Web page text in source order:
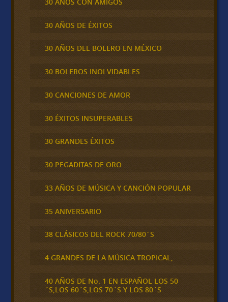
30 AÑOS DE ÉXITOS
30 AÑOS DEL BOLERO EN MÉXICO
30 BOLEROS INOLVIDABLES
30 CANCIONES DE AMOR
30 ÉXITOS INSUPERABLES
30 GRANDES ÉXITOS
30 PEGADITAS DE ORO
33 AÑOS DE MÚSICA Y CANCIÓN POPULAR
35 ANIVERSARIO
38 CLÁSICOS DEL ROCK 70/80´S
4 GRANDES DE LA MÚSICA TROPICAL,
40 AÑOS DE No. 1 EN ESPAÑOL LOS 50
´S,LOS 60´S,LOS 70´S Y LOS 80´S